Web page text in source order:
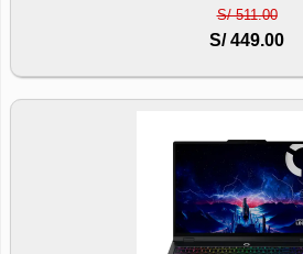
S/ 511.00
S/ 449.00